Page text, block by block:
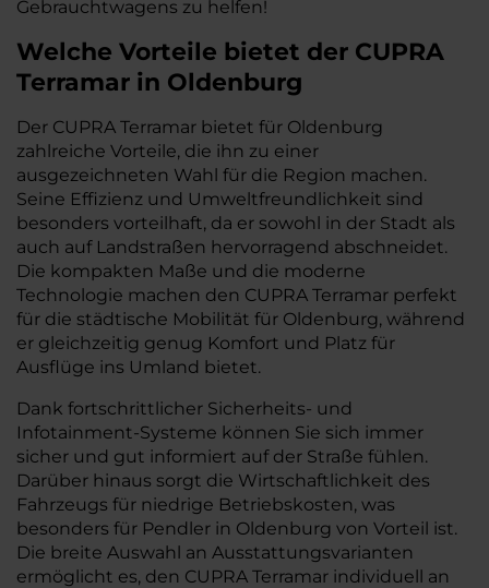
Gebrauchtwagens zu helfen!
Welche Vorteile bietet der CUPRA
Terramar in Oldenburg
Der CUPRA Terramar bietet für Oldenburg
zahlreiche Vorteile, die ihn zu einer
ausgezeichneten Wahl für die Region machen.
Seine Effizienz und Umweltfreundlichkeit sind
besonders vorteilhaft, da er sowohl in der Stadt als
auch auf Landstraßen hervorragend abschneidet.
Die kompakten Maße und die moderne
Technologie machen den CUPRA Terramar perfekt
für die städtische Mobilität für Oldenburg, während
er gleichzeitig genug Komfort und Platz für
Ausflüge ins Umland bietet.
Dank fortschrittlicher Sicherheits- und
Infotainment-Systeme können Sie sich immer
sicher und gut informiert auf der Straße fühlen.
Darüber hinaus sorgt die Wirtschaftlichkeit des
Fahrzeugs für niedrige Betriebskosten, was
besonders für Pendler in Oldenburg von Vorteil ist.
Die breite Auswahl an Ausstattungsvarianten
ermöglicht es, den CUPRA Terramar individuell an